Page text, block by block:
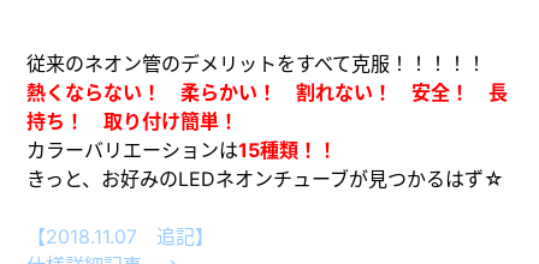
従来のネオン管のデメリットをすべて克服！！！！！
熱くならない！ 柔らかい！ 割れない！ 安全！ 長
持ち！ 取り付け簡単！
カラーバリエーションは15種類！！
きっと、お好みのLEDネオンチューブが見つかるはず☆
【2018.11.07 追記】